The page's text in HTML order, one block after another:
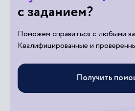
с заданием?
Поможем справиться с любыми
Квалифицированные и
Получить